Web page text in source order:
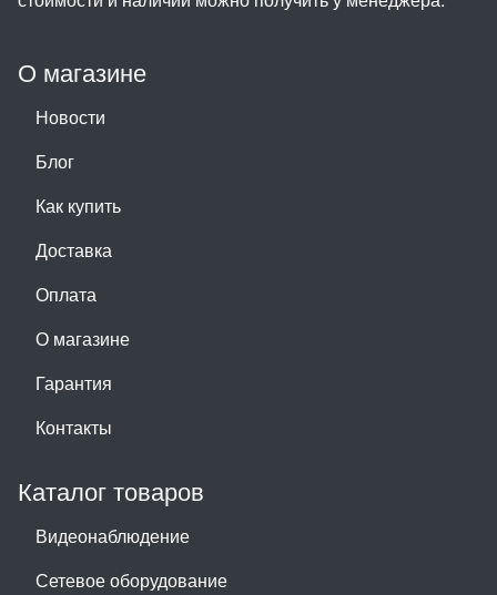
О магазине
Новости
Блог
Как купить
Доставка
Оплата
О магазине
Гарантия
Контакты
Каталог товаров
Видеонаблюдение
Сетевое оборудование